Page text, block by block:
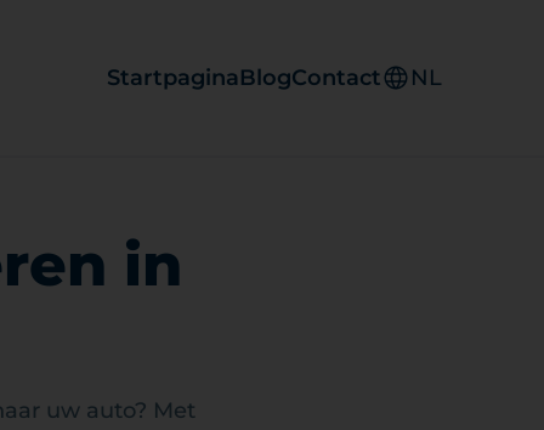
StartpaginaBlogContact NL
in
uw auto? Met